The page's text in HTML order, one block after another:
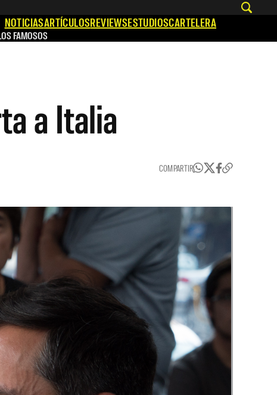
NOTICIASARTÍCULOSREVIEWSESTUDIOSCARTELERA
FAMOSOS
a Italia
COMPARTIR